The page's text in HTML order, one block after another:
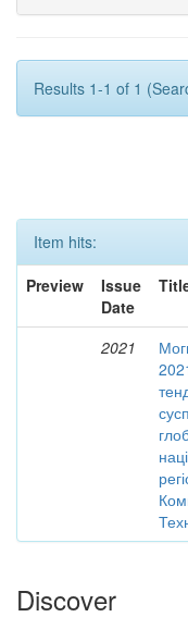
Results 1-1 of 1
Item hits:
Preview
Issue
Date
2021
Discover